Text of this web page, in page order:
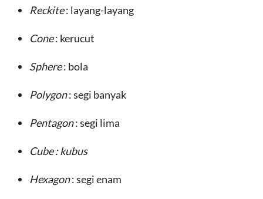
Reckite: layang-layang
Cone: kerucut
Sphere: bola
Polygon: segi banyak
Pentagon: segi lima
Cube : kubus
Hexagon: segi enam